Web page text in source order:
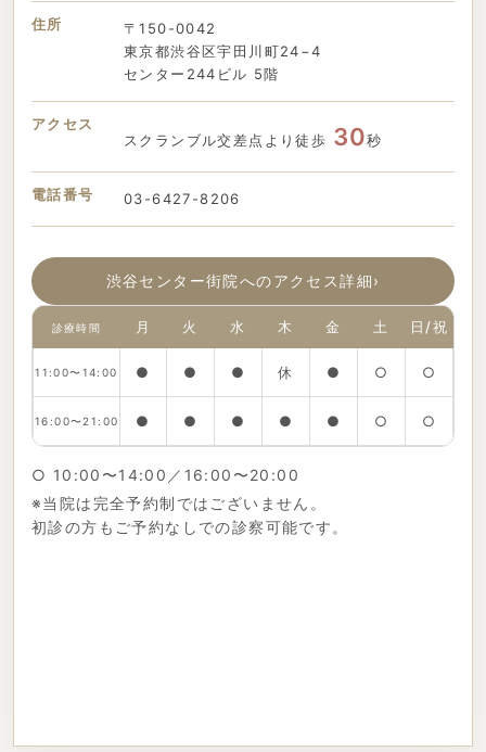
住所
〒150-0042
東京都渋谷区宇田川町24−4
センター244ビル 5階
アクセス
スクランブル交差点より徒歩 30秒
電話番号 03-6427-8206
渋谷センター街院へのアクセス詳細›
診療時間 月 火 水 木 金 土 日/祝
11:00〜14:00 ● ● ● 休 ● ○ ○
16:00〜21:00 ● ● ● ● ● ○ ○
○ 10:00〜14:00／16:00〜20:00
※当院は完全予約制ではございません。
初診の方もご予約なしでの診察可能です。